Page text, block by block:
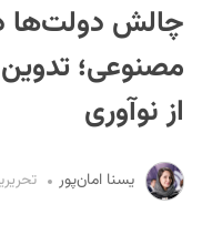
چالش دولت‌ها
مصنوعی؛
از نوآوری
یسنا امان‌پور